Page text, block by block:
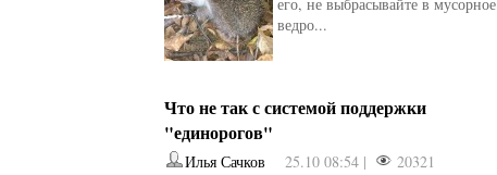
ведро...
Что не так с системой поддержки
"единорогов"
Илья Сачков 25.10 08:54 |
20321